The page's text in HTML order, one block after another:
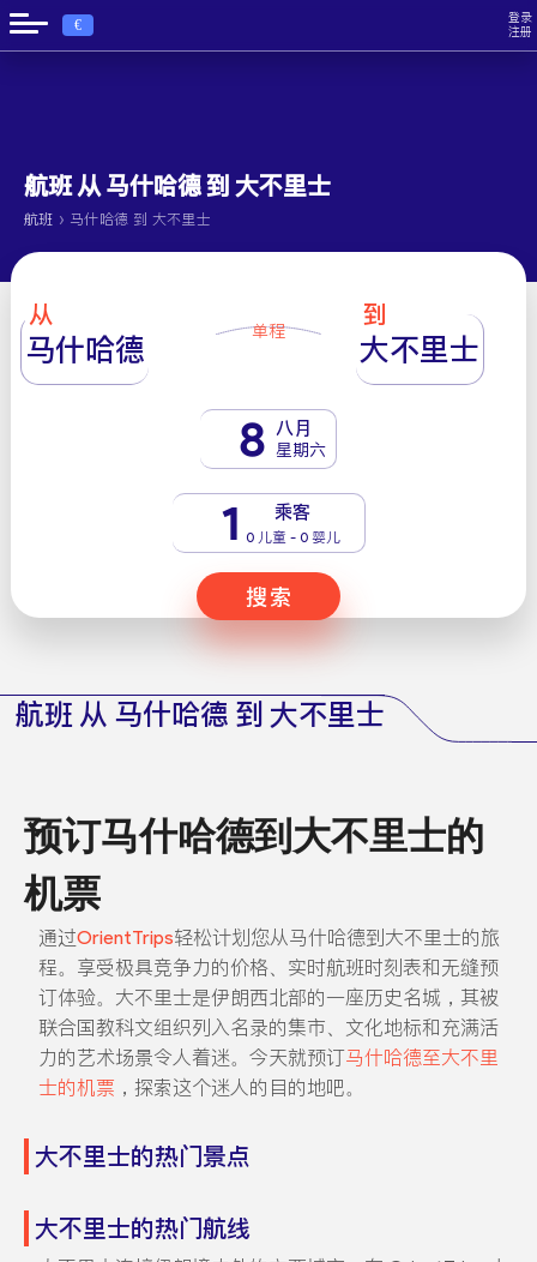
€
登录
注册
航班 从 马什哈德 到 大不里士
航班 › 马什哈德 到 大不里士
从
马什哈德 单程
到
大不里士
8 八月
星期六
1 乘客
0 儿童 - 0 婴儿
搜索
航班 从 马什哈德 到 大不里士
预订马什哈德到大不里士的
机票
通过OrientTrips轻松计划您从马什哈德到大不里士的旅
程。享受极具竞争力的价格、实时航班时刻表和无缝预
订体验。大不里士是伊朗西北部的一座历史名城，其被
联合国教科文组织列入名录的集市、文化地标和充满活
力的艺术场景令人着迷。今天就预订马什哈德至大不里
士的机票 ，探索这个迷人的目的地吧。
大不里士的热门景点
大不里士的热门航线